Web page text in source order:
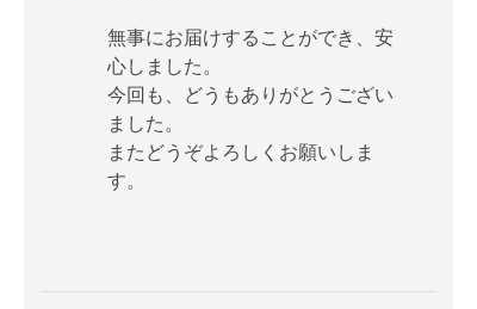
無事にお届けすることができ、安
心しました。
今回も、どうもありがとうござい
ました。
またどうぞよろしくお願いしま
す。